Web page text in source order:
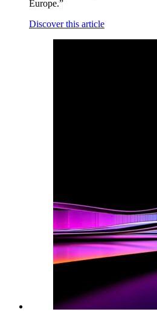
Europe.”
Discover this article